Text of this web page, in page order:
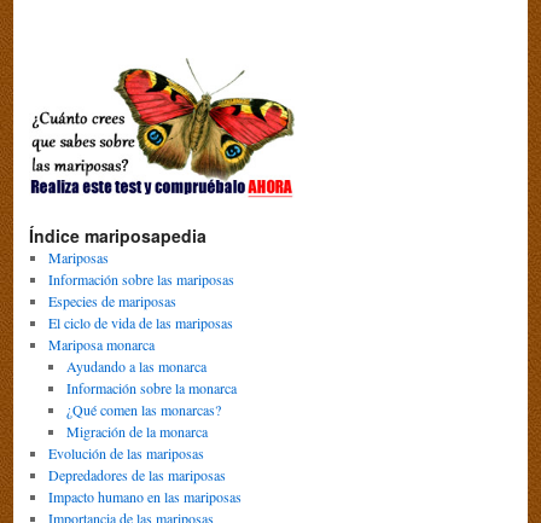
Índice mariposapedia
Mariposas
Información sobre las mariposas
Especies de mariposas
El ciclo de vida de las mariposas
Mariposa monarca
Ayudando a las monarca
Información sobre la monarca
¿Qué comen las monarcas?
Migración de la monarca
Evolución de las mariposas
Depredadores de las mariposas
Impacto humano en las mariposas
Importancia de las mariposas